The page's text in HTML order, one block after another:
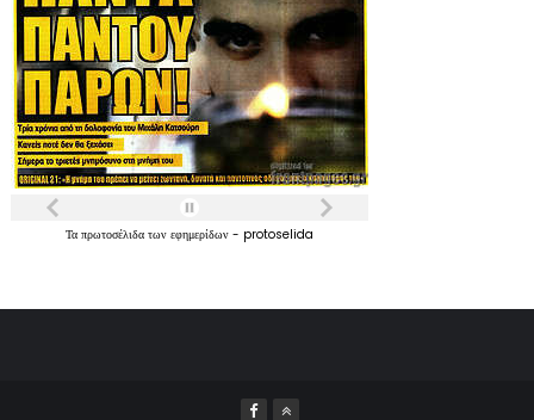
Τα πρωτοσέλιδα των εφημερίδων - protoselida